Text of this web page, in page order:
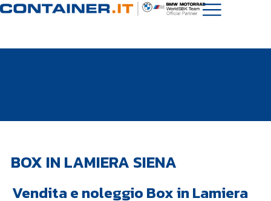
BOX IN LAMIERA SIENA
Vendita e noleggio Box in Lamiera